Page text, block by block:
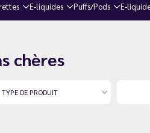
E-liquides Puffs/Pods E-
chères
TYPE DE PRODUIT